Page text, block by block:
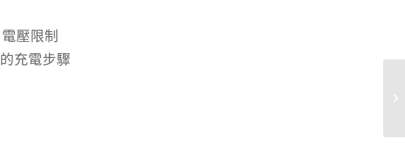
壓限制
充電步驟